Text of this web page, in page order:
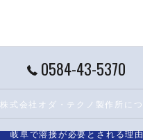
0584-43-5370
岐阜で溶接が必要とされる理